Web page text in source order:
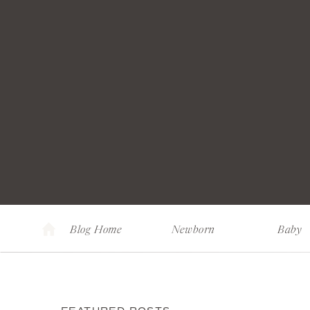
Blog Home Newborn Baby